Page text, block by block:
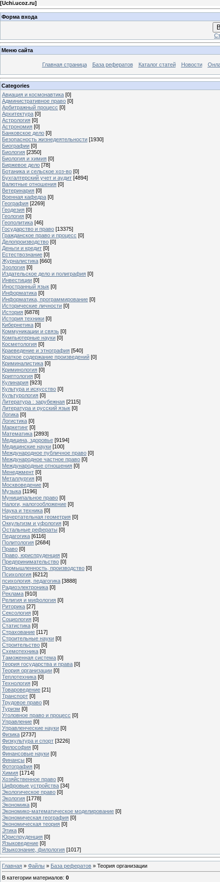
[Uchi.ucoz.ru]
Форма входа
Меню сайта
Главная страница База рефератов Каталог статей Новости
Categories
Авиация и космонавтика [0]
Административное право [0]
Арбитражный процесс [0]
Архитектура [0]
Астрология [0]
Астрономия [0]
Банковское дело [0]
Безопасность жизнедеятельности [1930]
Биографии [0]
Биология [2350]
Биология и химия [0]
Биржевое дело [78]
Ботаника и сельское хоз-во [0]
Бухгалтерский учет и аудит [4894]
Валютные отношения [0]
Ветеринария [0]
Военная кафедра [0]
География [2269]
Геодезия [0]
Геология [0]
Геополитика [46]
Государство и право [13375]
Гражданское право и процесс [0]
Делопроизводство [0]
Деньги и кредит [0]
Естествознание [0]
Журналистика [660]
Зоология [0]
Издательское дело и полиграфия [0]
Инвестиции [0]
Иностранный язык [0]
Информатика [0]
Информатика, программирование [0]
Исторические личности [0]
История [6878]
История техники [0]
Кибернетика [0]
Коммуникации и связь [0]
Компьютерные науки [0]
Косметология [0]
Краеведение и этнография [540]
Краткое содержание произведений [0]
Криминалистика [0]
Криминология [0]
Криптология [0]
Кулинария [923]
Культура и искусство [0]
Культурология [0]
Литература : зарубежная [2115]
Литература и русский язык [0]
Логика [0]
Логистика [0]
Маркетинг [0]
Математика [2893]
Медицина, здоровье [9194]
Медицинские науки [100]
Международное публичное право [0]
Международное частное право [0]
Международные отношения [0]
Менеджмент [0]
Металлургия [0]
Москвоведение [0]
Музыка [1196]
Муниципальное право [0]
Налоги, налогообложение [0]
Наука и техника [0]
Начертательная геометрия [0]
Оккультизм и уфология [0]
Остальные рефераты [0]
Педагогика [6116]
Политология [2684]
Право [0]
Право, юриспруденция [0]
Предпринимательство [0]
Промышленность, производство [0]
Психология [6212]
психология, педагогика [3888]
Радиоэлектроника [0]
Реклама [910]
Религия и мифология [0]
Риторика [27]
Сексология [0]
Социология [0]
Статистика [0]
Страхование [117]
Строительные науки [0]
Строительство [0]
Схемотехника [0]
Таможенная система [0]
Теория государства и права [0]
Теория организации [0]
Теплотехника [0]
Технология [0]
Товароведение [21]
Транспорт [0]
Трудовое право [0]
Туризм [0]
Уголовное право и процесс [0]
Управление [0]
Управленческие науки [0]
Физика [2737]
Физкультура и спорт [3226]
Философия [0]
Финансовые науки [0]
Финансы [0]
Фотография [0]
Химия [1714]
Хозяйственное право [0]
Цифровые устройства [34]
Экологическое право [0]
Экология [1778]
Экономика [0]
Экономико-математическое моделирование [0]
Экономическая география [0]
Экономическая теория [0]
Этика [0]
Юриспруденция [0]
Языковедение [0]
Языкознание, филология [1017]
Главная » Файлы » База рефератов » Теория организации
В категории материалов: 0